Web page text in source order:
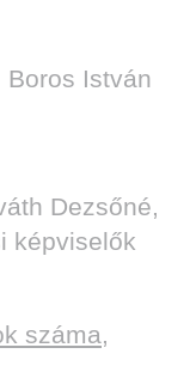
István
Dezsőné,
képviselők
száma,